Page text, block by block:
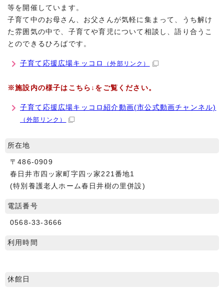
等を開催しています。
子育て中のお母さん、お父さんが気軽に集まって、うち解け
た雰囲気の中で、子育てや育児について相談し、語り合うこ
とのできるひろばです。
子育て応援広場キッコロ （外部リンク）
※施設内の様子はこちら↓をご覧ください。
子育て応援広場キッコロ紹介動画(市公式動画チャンネル)
（外部リンク）
所在地
〒486-0909
春日井市四ッ家町字四ッ家221番地1
(特別養護老人ホーム春日井樹の里併設)
電話番号
0568-33-3666
利用時間
休館日